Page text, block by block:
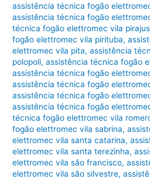
assistência técnica fogão
assistência técnica fogão
técnica fogão elettromec vila
fogão elettromec vila pirituba,
elettromec vila pita,assistência
polopoli,assistência técnica fogão
assistência técnica fogão
assistência técnica fogão
assistência técnica fogão
assistência técnica fogão
técnica fogão elettromec vila
fogão elettromec vila sabrina,
elettromec vila santa catarina,
elettromec vila santa terezinha,
elettromec vila são francisco,
elettromec vila são silvestre,